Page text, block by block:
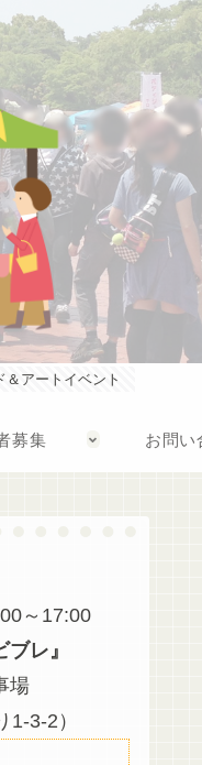
アートイベント
募集 お問い
～17:00
レ』
場
1-3-2）